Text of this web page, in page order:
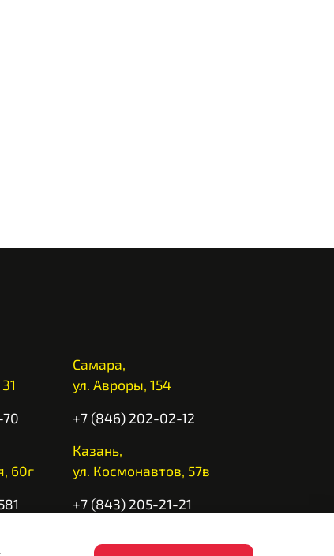
Самара,
ул. Авроры, 154
+7 (846) 202-02-12
60г
Казань,
ул. Космонавтов, 57в
+7 (843) 205-21-21